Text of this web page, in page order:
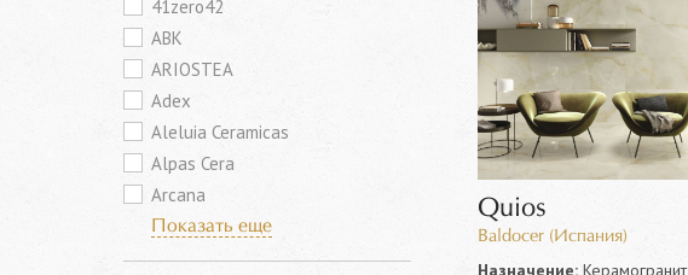
41zero42
ABK
ARIOSTEA
Adex
Aleluia Ceramicas
Alpas Cera
Arcana
Показать еще
Quios
Baldocer (Испания)
Назначение:Керамогранит